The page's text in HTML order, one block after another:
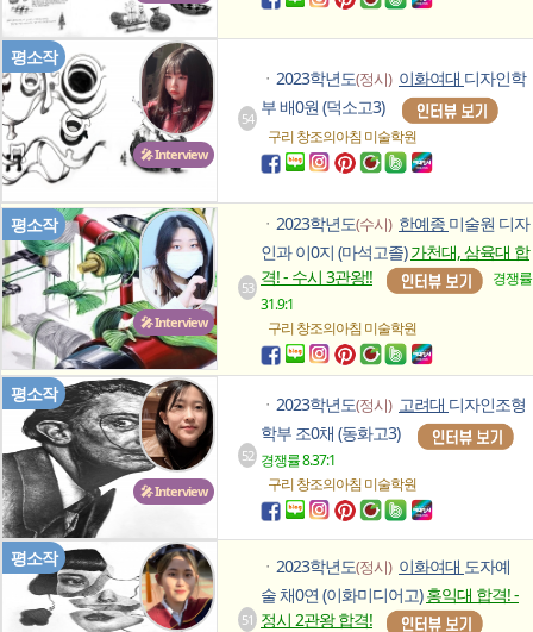
🎤 Interview
평소작
54
ㆍ 2023학년도(정시) 이화여대 디자인학
부 배0원 (덕소고3)
구리 창조의아침미술학원
🎤 Interview
평소작
53
ㆍ 2023학년도(수시) 한예종 미술원 디자
인과 이0지 (마석고졸)가천대, 삼육대 합
격! - 수시 3관왕!!
경쟁률
31.9:1
구리 창조의아침미술학원
🎤 Interview
평소작
52
ㆍ 2023학년도(정시) 고려대 디자인조형
학부 조0채 (동화고3)
경쟁률 8.37:1
구리 창조의아침미술학원
평소작
51
ㆍ 2023학년도(정시) 이화여대 도자예
술 채0연 (이화미디어고)홍익대 합격! -
정시 2관왕 합격!